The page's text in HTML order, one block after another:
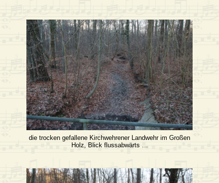
die trocken gefallene Kirchwehrener Landwehr im Großen
Holz, Blick flussabwärts …